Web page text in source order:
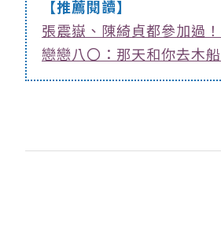
【推薦閱讀】
張震嶽、陳綺貞都參加過
戀戀八〇：那天和你去木